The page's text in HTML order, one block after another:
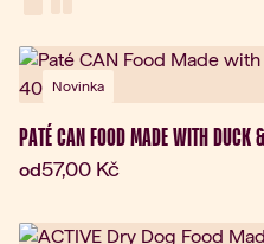
Novinka
PATÉ CAN FOOD MADE WITH DUCK
odAktuální cena:
57,00 Kč